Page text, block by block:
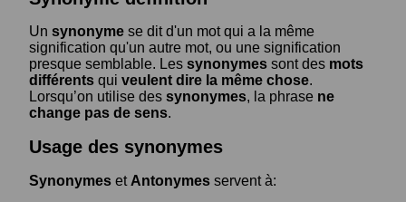
Un synonyme se dit d'un mot qui a la même
signification qu'un autre mot, ou une signification
presque semblable. Les synonymes sont des mots
différents qui veulent dire la même chose.
Lorsqu’on utilise des synonymes, la phrase ne
change pas de sens.
Usage des synonymes
Synonymes et Antonymes servent à: